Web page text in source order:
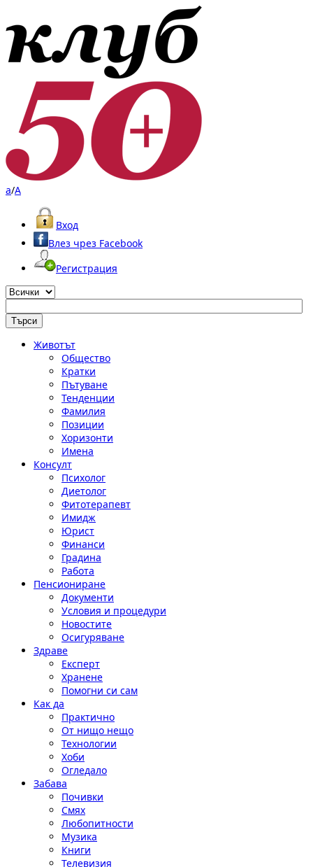
a/A
Вход
Влез чрез Facebook
Регистрация
Животът
Общество
Кратки
Пътуване
Тенденции
Фамилия
Позиции
Хоризонти
Имена
Консулт
Психолог
Диетолог
Фитотерапевт
Имидж
Юрист
Финанси
Градина
Работа
Пенсиониране
Документи
Условия и процедури
Новостите
Осигуряване
Здраве
Експерт
Хранене
Помогни си сам
Как да
Практично
От нищо нещо
Технологии
Хоби
Огледало
Забава
Почивки
Смях
Любопитности
Музика
Книги
Телевизия